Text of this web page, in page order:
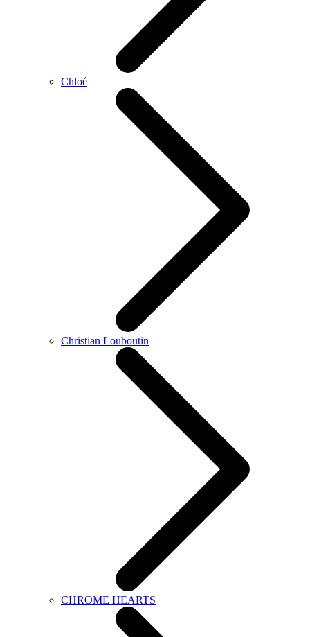
Chloé
Christian Louboutin
CHROME HEARTS